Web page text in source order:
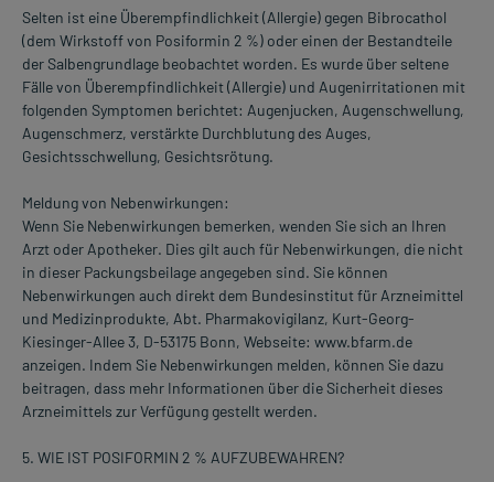
Selten ist eine Überempfindlichkeit (Allergie) gegen Bibrocathol
(dem Wirkstoff von Posiformin 2 %) oder einen der Bestandteile
der Salbengrundlage beobachtet worden. Es wurde über seltene
Fälle von Überempfindlichkeit (Allergie) und Augenirritationen mit
folgenden Symptomen berichtet: Augenjucken, Augenschwellung,
Augenschmerz, verstärkte Durchblutung des Auges,
Gesichtsschwellung, Gesichtsrötung.
Meldung von Nebenwirkungen:
Wenn Sie Nebenwirkungen bemerken, wenden Sie sich an Ihren
Arzt oder Apotheker. Dies gilt auch für Nebenwirkungen, die nicht
in dieser Packungsbeilage angegeben sind. Sie können
Nebenwirkungen auch direkt dem Bundesinstitut für Arzneimittel
und Medizinprodukte, Abt. Pharmakovigilanz, Kurt-Georg-
Kiesinger-Allee 3, D-53175 Bonn, Webseite: www.bfarm.de
anzeigen. Indem Sie Nebenwirkungen melden, können Sie dazu
beitragen, dass mehr Informationen über die Sicherheit dieses
Arzneimittels zur Verfügung gestellt werden.
5. WIE IST POSIFORMIN 2 % AUFZUBEWAHREN?